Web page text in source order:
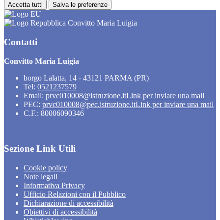
Accetta tutti Salva le preferenze
Convitto Maria Luigia
Contatti
Convitto Maria Luigia
borgo Lalatta, 14 - 43121 PARMA (PR)
Tel: 0521237579
Email: prvc010008@istruzione.itLink per inviare una mail
PEC: prvc010008@pec.istruzione.itLink per inviare una mail
C.F.: 80006090346
Sezione Link Utili
Cookie policy
Note legali
Informativa Privacy
Ufficio Relazioni con il Pubblico
Dichiarazione di accessibilità
Obiettivi di accessibilità